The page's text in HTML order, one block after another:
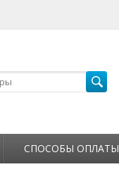
СПОСОБЫ ОПЛАТЫ